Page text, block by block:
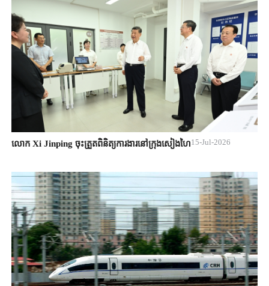
លោក Xi Jinping ចុះត្រួតពិនិត្យការងារនៅក្រុងសៀងហៃ15-Jul-2026